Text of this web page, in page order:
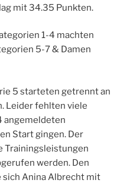
mit 34.35 Punkten.
1-4 machten
5-7 & Damen
5 starteten getrennt an
Leider fehlten viele
angemeldeten
Start gingen. Der
Trainingsleistungen
werden. Den
sich Anina Albrecht mit